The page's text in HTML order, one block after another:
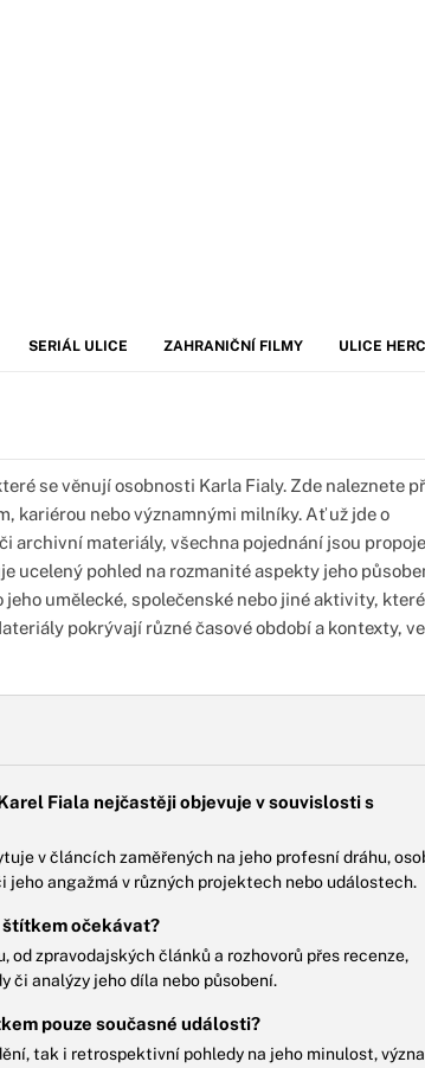
SERIÁL ULICE ZAHRANIČNÍ FILMY ULICE
se věnují osobnosti Karla Fialy. Zde naleznete
kariérou nebo významnými milníky. Ať už jde o
archivní materiály, všechna pojednání jsou
ucelený pohled na rozmanité aspekty jeho
umělecké, společenské nebo jiné aktivity,
pokrývají různé časové období a kontexty,
Fiala nejčastěji objevuje v souvislosti s
v článcích zaměřených na jeho profesní dráhu,
jeho angažmá v různých projektech nebo událostech.
štítkem očekávat?
od zpravodajských článků a rozhovorů přes recenze,
či analýzy jeho díla nebo působení.
pouze současné události?
tak i retrospektivní pohledy na jeho minulost,